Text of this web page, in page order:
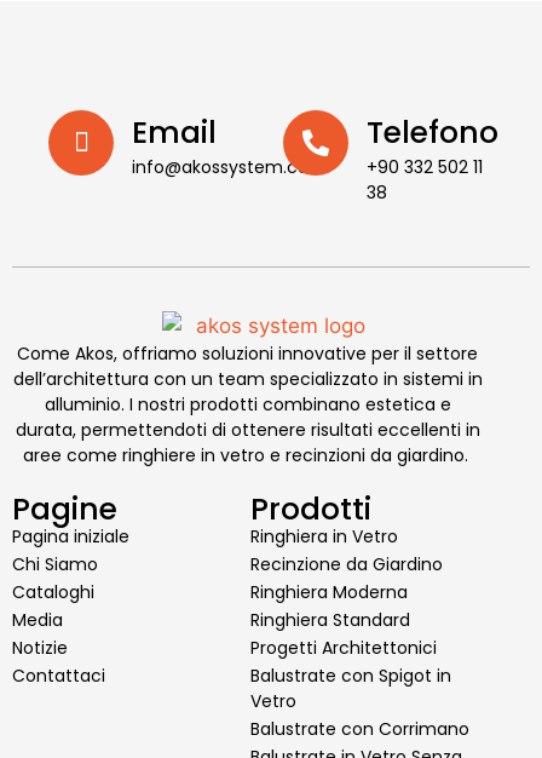
Email
info@akossystem.com
Telefono
+90 332 502 11
38
Come Akos, offriamo soluzioni innovative per il settore
dell’architettura con un team specializzato in sistemi in
alluminio. I nostri prodotti combinano estetica e
durata, permettendoti di ottenere risultati eccellenti in
aree come ringhiere in vetro e recinzioni da giardino.
Pagine
Pagina iniziale
Chi Siamo
Cataloghi
Media
Notizie
Contattaci
Prodotti
Ringhiera in Vetro
Recinzione da Giardino
Ringhiera Moderna
Ringhiera Standard
Progetti Architettonici
Balustrate con Spigot in
Vetro
Balustrate con Corrimano